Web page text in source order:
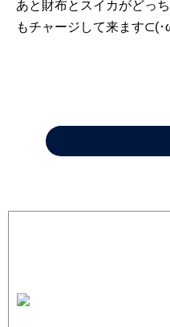
あと財布とスイカがどっ
もチャージして来ます⊂⁠(⁠